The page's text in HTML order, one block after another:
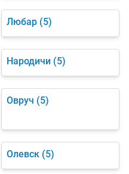
Любар (5)
Народичи (5)
Овруч (5)
Олевск (5)